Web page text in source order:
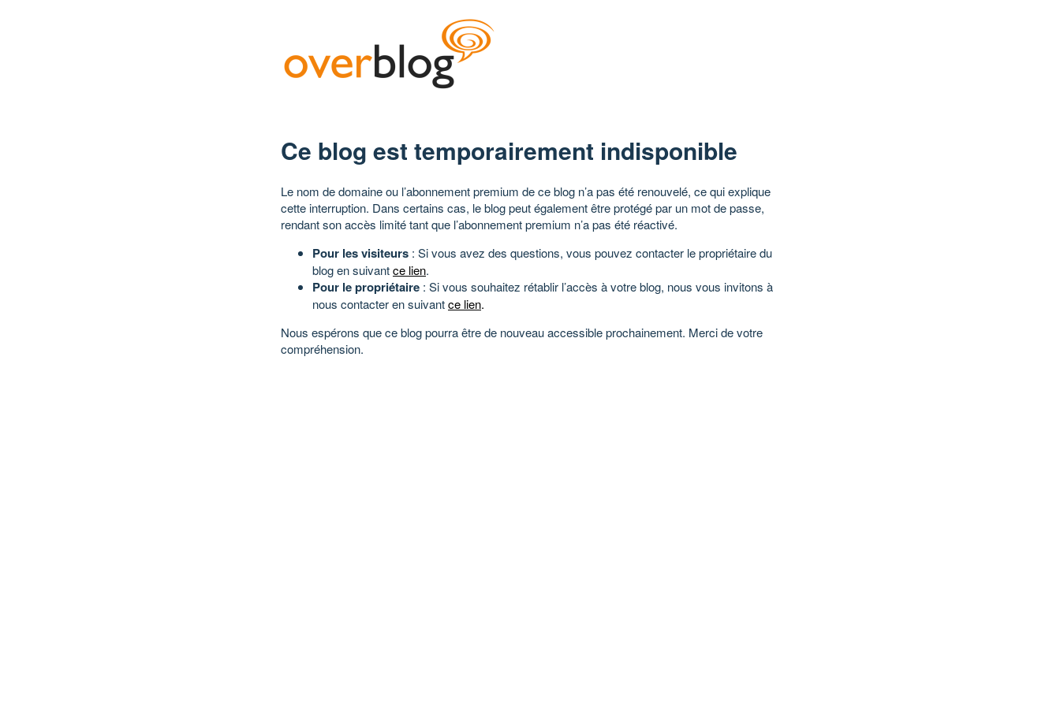
Ce blog est temporairement indisponible
Le nom de domaine ou l’abonnement premium de ce blog n’a pas été renouvelé, ce qui explique
cette interruption. Dans certains cas, le blog peut également être protégé par un mot de passe,
rendant son accès limité tant que l’abonnement premium n’a pas été réactivé.
Pour les visiteurs : Si vous avez des questions, vous pouvez contacter le propriétaire du
blog en suivantce lien.
Pour le propriétaire : Si vous souhaitez rétablir l’accès à votre blog, nous vous invitons à
nous contacter en suivantce lien.
Nous espérons que ce blog pourra être de nouveau accessible prochainement. Merci de votre
compréhension.